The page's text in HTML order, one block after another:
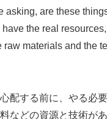
asking, are these
the real
raw materials and the
配する前に、やる必
などの資源と技術が